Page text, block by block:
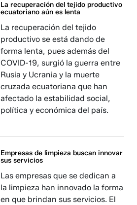
La recuperación del tejido productivo
ecuatoriano aún es lenta
La recuperación del tejido
productivo se está dando de
forma lenta, pues además del
COVID-19, surgió la guerra entre
Rusia y Ucrania y la muerte
cruzada ecuatoriana que han
afectado la estabilidad social,
política y económica del país.
Empresas de limpieza buscan innovar
sus servicios
Las empresas que se dedican a
la limpieza han innovado la forma
en que brindan sus servicios. El